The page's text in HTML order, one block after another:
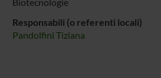
Responsabili (o referenti locali)
Pandolfini Tiziana